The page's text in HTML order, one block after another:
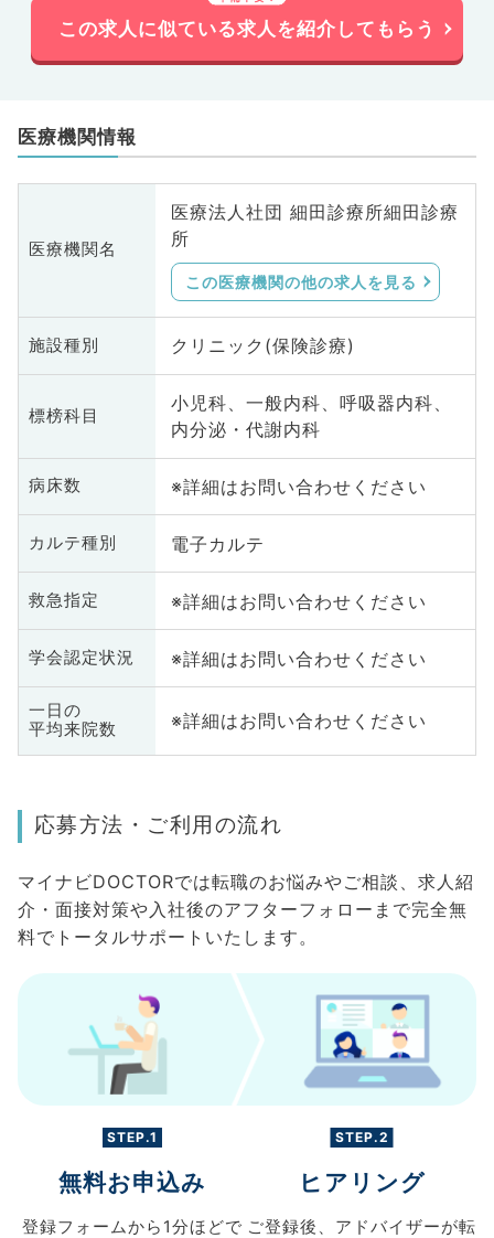
この求人に似ている求人を紹介してもらう
医療機関情報
医療機関名
医療法人社団 細田診療所細田診療
所
この医療機関の他の求人を見る
施設種別 クリニック(保険診療)
標榜科目
小児科、一般内科、呼吸器内科、
内分泌・代謝内科
病床数 ※詳細はお問い合わせください
カルテ種別 電子カルテ
救急指定 ※詳細はお問い合わせください
学会認定状況 ※詳細はお問い合わせください
一日の
平均来院数
※詳細はお問い合わせください
応募方法・ご利用の流れ
マイナビDOCTORでは転職のお悩みやご相談、求人紹
介・面接対策や入社後のアフターフォローまで完全無
料でトータルサポートいたします。
STEP.1
無料お申込み
登録フォームから 1分ほどで
STEP.2
ヒアリング
ご登録後、 アドバイザーが転